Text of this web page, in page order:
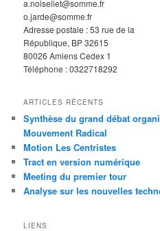
a.noiseliet@somme.fr
o.jarde@somme.fr
Adresse postale : 53 rue de la
République, BP 32615
80026 Amiens Cedex 1
Téléphone : 0322718292
ARTICLES RÉCENTS
Synthèse du grand débat
Mouvement Radical
Motion Les Centristes
Tract en version numérique
Meeting du premier tour
Analyse sur les nouvelles
LIENS